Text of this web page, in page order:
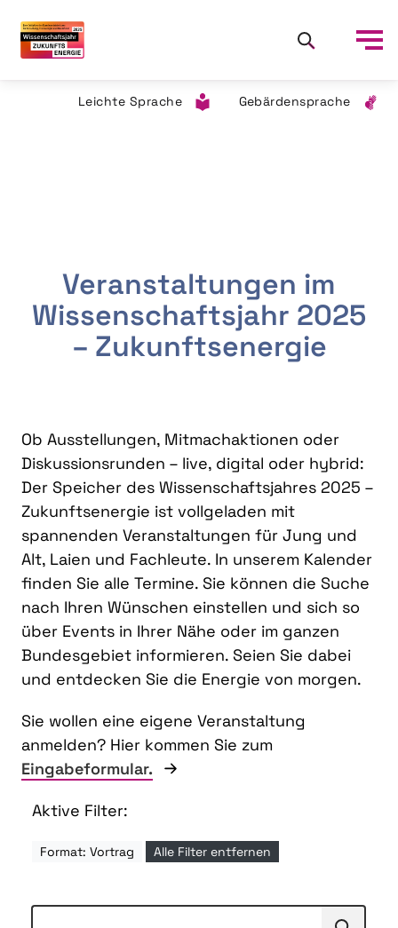
Leichte Sprache Gebärdensprache
Veranstaltungen im
Wissenschaftsjahr 2025
– Zukunftsenergie
Ob Ausstellungen, Mitmachaktionen oder
Diskussionsrunden – live, digital oder hybrid:
Der Speicher des Wissenschaftsjahres 2025 –
Zukunftsenergie ist vollgeladen mit
spannenden Veranstaltungen für Jung und
Alt, Laien und Fachleute. In unserem Kalender
finden Sie alle Termine. Sie können die Suche
nach Ihren Wünschen einstellen und sich so
über Events in Ihrer Nähe oder im ganzen
Bundesgebiet informieren. Seien Sie dabei
und entdecken Sie die Energie von morgen.
Sie wollen eine eigene Veranstaltung
anmelden? Hier kommen Sie zum
Eingabeformular.
Aktive Filter:
Format: Vortrag Alle Filter entfernen